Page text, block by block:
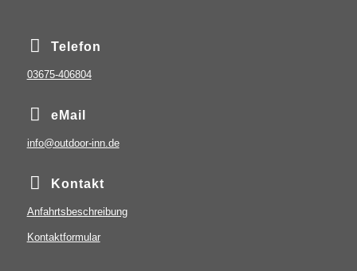
Telefon
03675-406804
eMail
info@outdoor-inn.de
Kontakt
Anfahrtsbeschreibung
Kontaktformular